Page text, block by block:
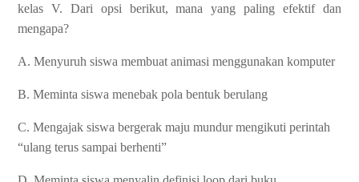
kelas V. Dari opsi berikut, mana yang paling efektif dan
mengapa?
A. Menyuruh siswa membuat animasi menggunakan komputer
B. Meminta siswa menebak pola bentuk berulang
C. Mengajak siswa bergerak maju mundur mengikuti perintah
“ulang terus sampai berhenti”